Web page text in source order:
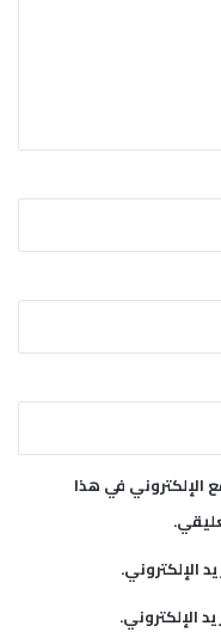
الإلكتروني في هذا
الإلكتروني.
الإلكتروني.